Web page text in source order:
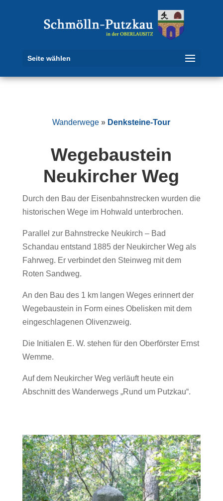
Seite wählen
Wanderwege » Denksteine-Tour
Wegebaustein
Neukircher Weg
Durch den Bau der Eisenbahnstrecken wurden die
historischen Wege im Hohwald unterbrochen.
Parallel zur Bahnstrecke Neukirch – Bad
Schandau entstand 1885 der Neukircher Weg als
Fahrweg. Er verbindet den Steinweg mit dem
Roten Sandweg.
An den Bau des 1 km langen Weges erinnert der
Wegebaustein in Form eines Obelisken mit dem
eingeschlagenen Olivenzweig.
Die Initialen E. W. stehen für den Oberförster Ernst
Wemme.
Auf dem Neukircher Weg verläuft heute ein
Abschnitt des Wanderwegs „Rund um Putzkau“.